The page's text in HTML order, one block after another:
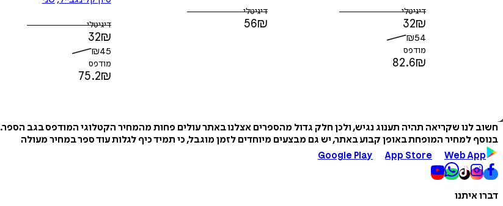
דיגיטלי
32₪
₪54
מודפס
82.6₪
דיגיטלי
56₪ דיגיטלי
32₪
₪45
מודפס
75.2₪
חשוב לנו שקריאה תהיה תענוג נגיש, ולכן חלק גדול מהספרים אצלנו באתר עולים פחות מהמחיר הקטלוגי המודפס בגב הספר.
בנוסף למחיר המופחת באופן קבוע באתר, יש גם מבצעים מיוחדים לזמן מוגבל, כי תמיד כיף לגלות עוד ספר במחיר מעולה
Google Play
App Store Web App
דברו איתנו